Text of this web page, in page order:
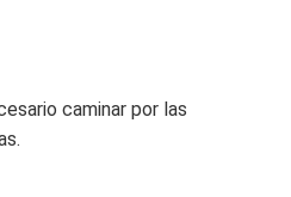
caminar por las